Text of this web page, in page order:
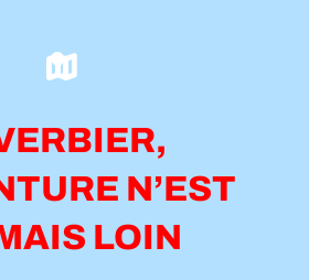
N’EST
LOIN